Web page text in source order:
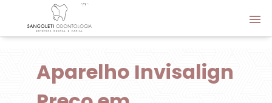
Aparelho Invisalign